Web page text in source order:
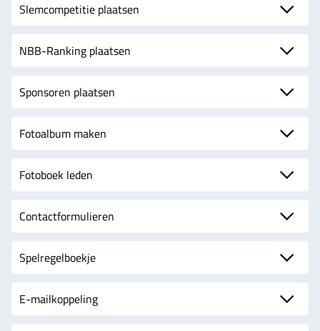
Slemcompetitie plaatsen
NBB-Ranking plaatsen
Sponsoren plaatsen
Fotoalbum maken
Fotoboek leden
Contactformulieren
Spelregelboekje
E-mailkoppeling